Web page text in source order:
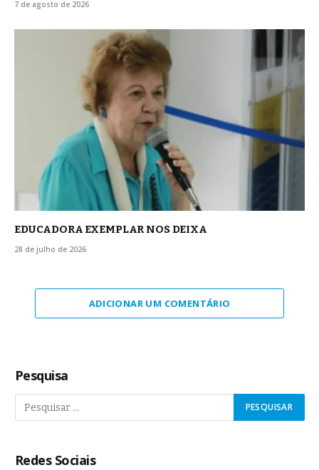
7 de agosto de 2026
EDUCADORA EXEMPLAR NOS DEIXA
28 de julho de 2026
ADICIONAR UM COMENTÁRIO
Pesquisa
Redes Sociais